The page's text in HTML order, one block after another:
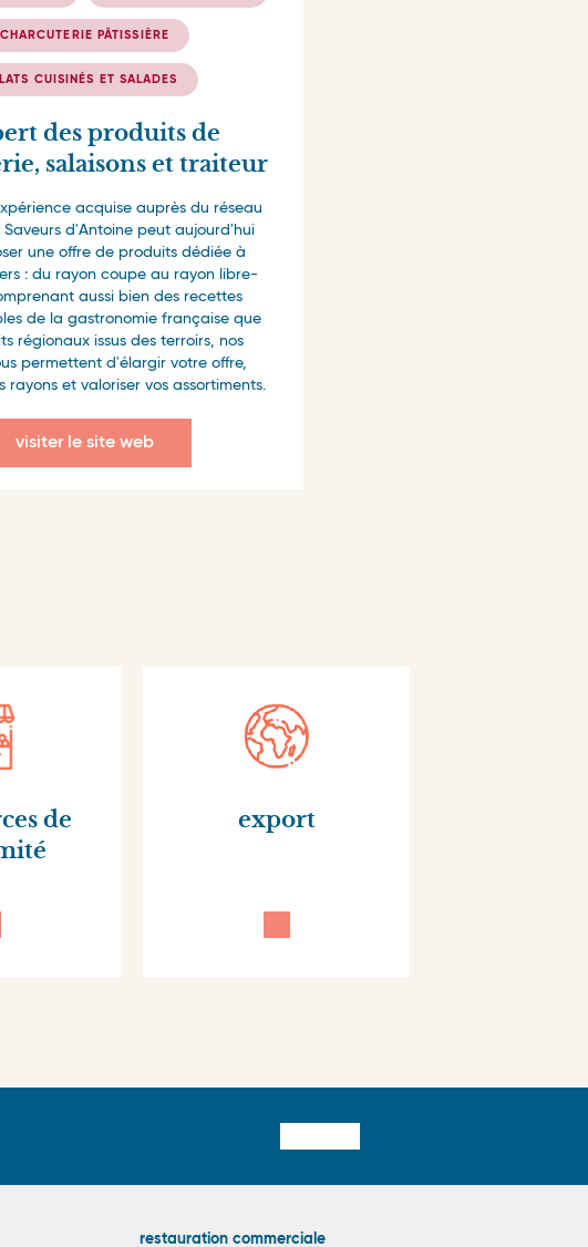
CHARCUTERIE PÂTISSIÈRE
CUISINÉS ET SALADES
des produits de
salaisons et traiteur
acquise auprès du réseau
d'Antoine peut aujourd'hui
une offre de produits dédiée à
: du rayon coupe au rayon libre-
aussi bien des recettes
de la gastronomie française que
régionaux issus des terroirs, nos
permettent d'élargir votre offre,
rayons et valoriser vos assortiments.
visiter le site web
de
export
restauration commerciale